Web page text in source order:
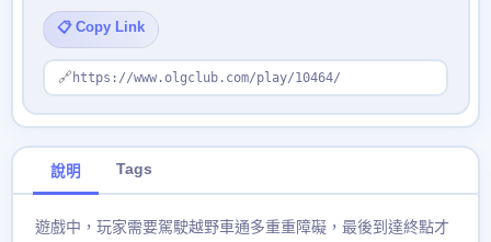
📋 Copy Link
🔗 https://www.olgclub.com/play/10464/
說明 Tags
遊戲中，玩家需要駕駛越野車通多重重障礙，最後到達終點才